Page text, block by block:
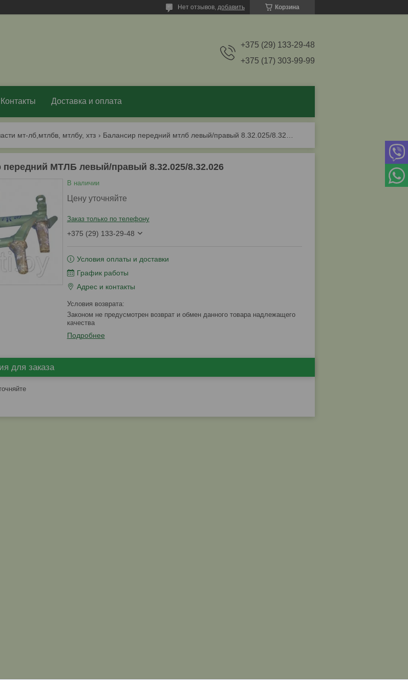
Корзина
Нет отзывов, добавить
+375 (29) 133-29-48
+375 (17) 303-99-99
Контакты Доставка и оплата
мт-лб,мтлбв, мтлбу, хтз
передний МТЛБ левый/правый 8.32.025/8.32.026
В наличии
Цену уточняйте
Заказ только по телефону
+375 (29) 133-29-48
Условия оплаты и доставки
График работы
Адрес и контакты
Законом не предусмотрен возврат и обмен данного товара надлежащего
качества
Подробнее
для заказа